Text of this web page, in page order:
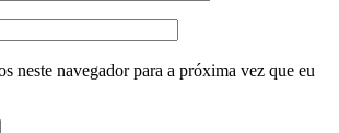
neste navegador para a próxima vez que eu